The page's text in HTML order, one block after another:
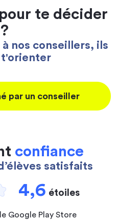
pour te décider
?
nos conseillers, ils
t'orienter
par un conseiller
confiance
satisfaits
4,6 étoiles
Google Play Store